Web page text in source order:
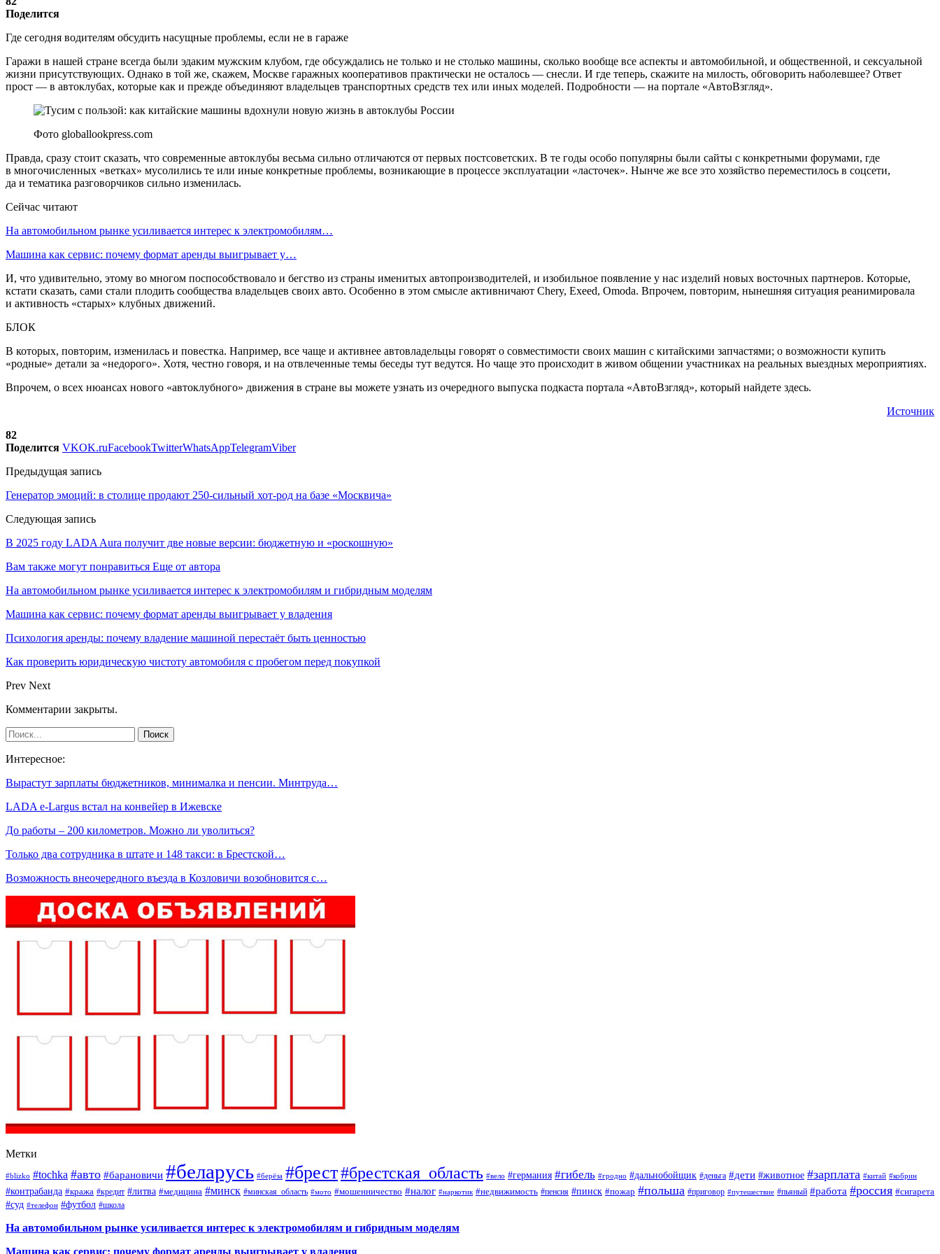
Поделится
Где сегодня водителям обсудить насущные проблемы, если не в гараже
Гаражи в нашей стране всегда были эдаким мужским клубом, где обсуждались не только и не столько машины, сколько вообще все аспекты и автомобильной, и общественной, и сексуальной
жизни присутствующих. Однако в той же, скажем, Москве гаражных кооперативов практически не осталось — снесли. И где теперь, скажите на милость, обговорить наболевшее? Ответ
прост — в автоклубах, которые как и прежде объединяют владельцев транспортных средств тех или иных моделей. Подробности — на портале «АвтоВзгляд».
Фото globallookpress.com
Правда, сразу стоит сказать, что современные автоклубы весьма сильно отличаются от первых постсоветских. В те годы особо популярны были сайты с конкретными форумами, где
в многочисленных «ветках» мусолились те или иные конкретные проблемы, возникающие в процессе эксплуатации «ласточек». Нынче же все это хозяйство переместилось в соцсети,
да и тематика разговорчиков сильно изменилась.
Сейчас читают
На автомобильном рынке усиливается интерес к электромобилям…
Машина как сервис: почему формат аренды выигрывает у…
И, что удивительно, этому во многом поспособствовало и бегство из страны именитых автопроизводителей, и изобильное появление у нас изделий новых восточных партнеров. Которые,
кстати сказать, сами стали плодить сообщества владельцев своих авто. Особенно в этом смысле активничают Chery, Exeed, Omoda. Впрочем, повторим, нынешняя ситуация реанимировала
и активность «старых» клубных движений.
БЛОК
В которых, повторим, изменилась и повестка. Например, все чаще и активнее автовладельцы говорят о совместимости своих машин с китайскими запчастями; о возможности купить
«родные» детали за «недорого». Хотя, честно говоря, и на отвлеченные темы беседы тут ведутся. Но чаще это происходит в живом общении участниках на реальных выездных мероприятиях.
Впрочем, о всех нюансах нового «автоклубного» движения в стране вы можете узнать из очередного выпуска подкаста портала «АвтоВзгляд», который найдете здесь.
Источник
82
Поделится VKOK.ruFacebookTwitterWhatsAppTelegramViber
Предыдущая запись
Генератор эмоций: в столице продают 250-сильный хот-род на базе «Москвича»
Следующая запись
В 2025 году LADA Aura получит две новые версии: бюджетную и «роскошную»
Вам также могут понравиться Еще от автора
На автомобильном рынке усиливается интерес к электромобилям и гибридным моделям
Машина как сервис: почему формат аренды выигрывает у владения
Психология аренды: почему владение машиной перестаёт быть ценностью
Как проверить юридическую чистоту автомобиля с пробегом перед покупкой
Prev Next
Комментарии закрыты.
Интересное:
Вырастут зарплаты бюджетников, минималка и пенсии. Минтруда…
LADA e-Largus встал на конвейер в Ижевске
До работы – 200 километров. Можно ли уволиться?
Только два сотрудника в штате и 148 такси: в Брестской…
Возможность внеочередного въезда в Козловичи возобновится с…
Метки
#blizko #tochka #авто #барановичи #беларусь #берёза #брест#брестская_область #вело #германия #гибель #гродно #дальнобойщик #деньга #дети #животное #зарплата #китай #кобрин
#контрабанда #кража #кредит #литва #медицина #минск #минская_область #мото #мошенничество #налог #наркотик #недвижимость #пенсия #пинск #пожар #польша #приговор #путешествие #пьяный #работа #россия #сигарета
#суд #телефон #футбол #школа
На автомобильном рынке усиливается интерес к электромобилям и гибридным моделям
Машина как сервис: почему формат аренды выигрывает у владения